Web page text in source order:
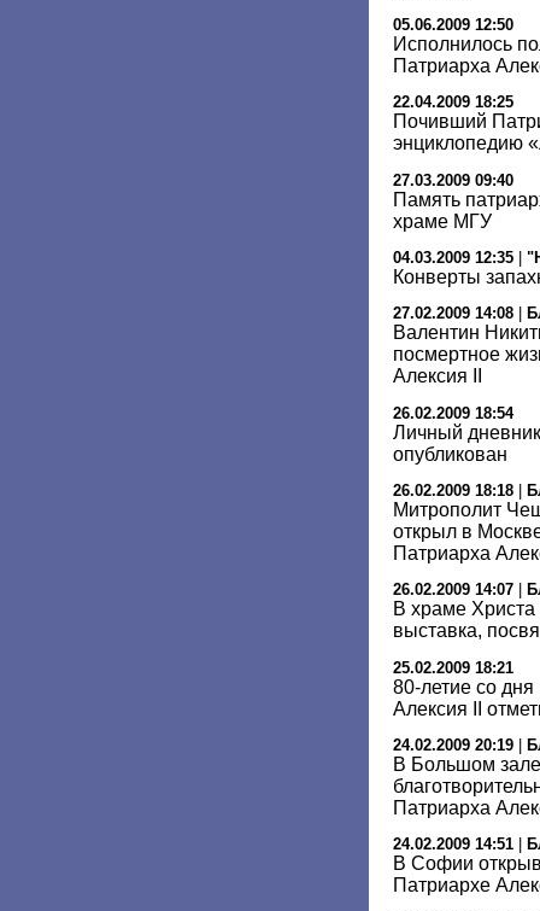
05.06.2009 12:50
Исполнилось
Патриарха
22.04.2009 18:25
Почивший
энциклопедию
27.03.2009 09:40
Память
храме МГУ
04.03.2009 12:35
Конверты
27.02.2009 14:08
Валентин
посмертное
Алексия II
26.02.2009 18:54
Личный
опубликован
26.02.2009 18:18
Митрополит
открыл в
Патриарха
26.02.2009 14:07
В храме Христа
выставка,
25.02.2009 18:21
80-летие со
Алексия II
24.02.2009 20:19
В Большом зале
Патриарха
24.02.2009 14:51
В Софии
Патриархе